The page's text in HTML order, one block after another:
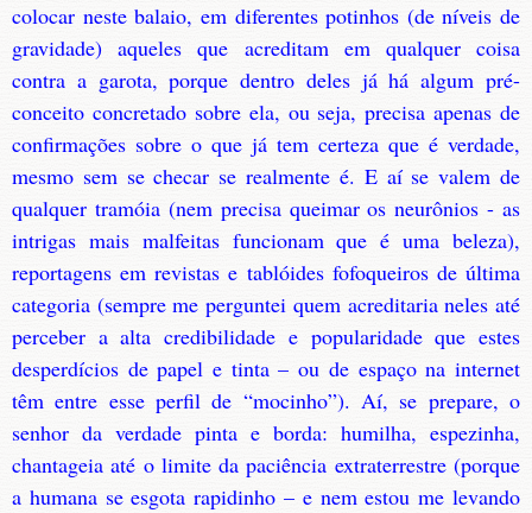
colocar neste balaio, em diferentes potinhos (de níveis de
gravidade) aqueles que acreditam em qualquer coisa
contra a garota, porque dentro deles já há algum pré-
conceito concretado sobre ela, ou seja, precisa apenas de
confirmações sobre o que já tem certeza que é verdade,
mesmo sem se checar se realmente é. E aí se valem de
qualquer tramóia (nem precisa queimar os neurônios - as
intrigas mais malfeitas funcionam que é uma beleza),
reportagens em revistas e tablóides fofoqueiros de última
categoria (sempre me perguntei quem acreditaria neles até
perceber a alta credibilidade e popularidade que estes
desperdícios de papel e tinta – ou de espaço na internet
têm entre esse perfil de “mocinho”). Aí, se prepare, o
senhor da verdade pinta e borda: humilha, espezinha,
chantageia até o limite da paciência extraterrestre (porque
a humana se esgota rapidinho – e nem estou me levando